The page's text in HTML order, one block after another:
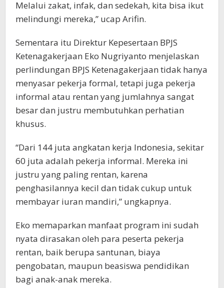
Melalui zakat, infak, dan sedekah, kita bisa ikut
melindungi mereka,” ucap Arifin.
Sementara itu Direktur Kepesertaan BPJS
Ketenagakerjaan Eko Nugriyanto menjelaskan
perlindungan BPJS Ketenagakerjaan tidak hanya
menyasar pekerja formal, tetapi juga pekerja
informal atau rentan yang jumlahnya sangat
besar dan justru membutuhkan perhatian
khusus.
“Dari 144 juta angkatan kerja Indonesia, sekitar
60 juta adalah pekerja informal. Mereka ini
justru yang paling rentan, karena
penghasilannya kecil dan tidak cukup untuk
membayar iuran mandiri,” ungkapnya.
Eko memaparkan manfaat program ini sudah
nyata dirasakan oleh para peserta pekerja
rentan, baik berupa santunan, biaya
pengobatan, maupun beasiswa pendidikan
bagi anak-anak mereka.